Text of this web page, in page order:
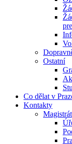
Ostatní
Co dělat v
Kontakty
Magistrát